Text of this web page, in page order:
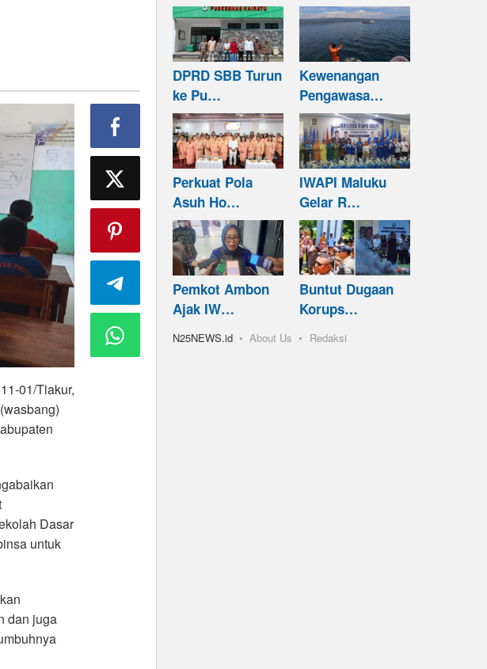
01/Tiakur,
Dasar
untuk
dan juga
DPRD SBB Turun
ke Pu…
Kewenangan
Pengawasa…
Perkuat Pola
Asuh Ho…
IWAPI Maluku
Gelar R…
Pemkot Ambon
Ajak IW…
Buntut Dugaan
Korups…
N25NEWS.id About Us Redaksi